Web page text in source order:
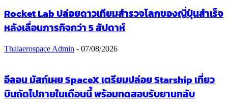
Rocket Lab ปล่อยดาวเทียมสำรวจโลกของญี่ปุ่นสำเร็จ
หลังเลื่อนภารกิจกว่า 5 สัปดาห์
Thaiaerospace Admin - 07/08/2026
อีลอน มัสก์เผย SpaceX เตรียมปล่อย Starship เที่ยว
บินถัดไปภายในเดือนนี้ พร้อมทดสอบรับยานกลับ